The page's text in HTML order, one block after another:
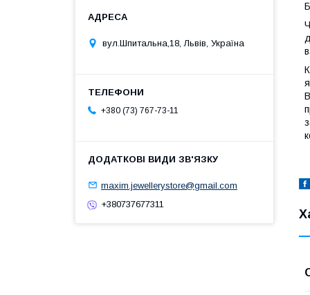
вул.Шпитальна,18, Львів, Україна
+380 (73) 767-73-11
maxim.jewellerystore@gmail.com
+380737677311